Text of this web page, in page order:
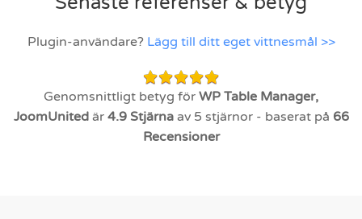
Plugin-användare? Lägg till ditt eget vittnesmål >>
Genomsnittligt betyg för WP Table Manager,
JoomUnited är 4.9 Stjärnaav 5 stjärnor - baserat på 66
Recensioner